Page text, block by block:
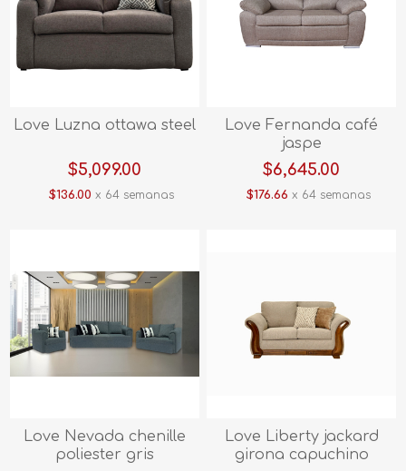
Love Luzna ottawa steel
$5,099.00
$136.00 x 64 semanas
Love Fernanda café
jaspe
$6,645.00
$176.66 x 64 semanas
Love Nevada chenille
poliester gris
Love Liberty jackard
girona capuchino